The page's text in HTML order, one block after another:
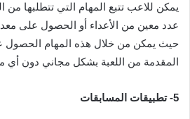
يمكن للاعب تتبع المهام التي تتطلبها من
عدد معين من الأعداء أو الحصول على
حيث يمكن من خلال هذه المهام الحصول
المقدمة من اللعبة بشكل مجاني دون أي
5- تطبيقات المسابقات